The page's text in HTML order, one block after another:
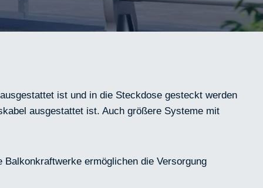
ist und in die Steckdose gesteckt werden
ausgestattet ist. Auch größere Systeme mit
ermöglichen die Versorgung